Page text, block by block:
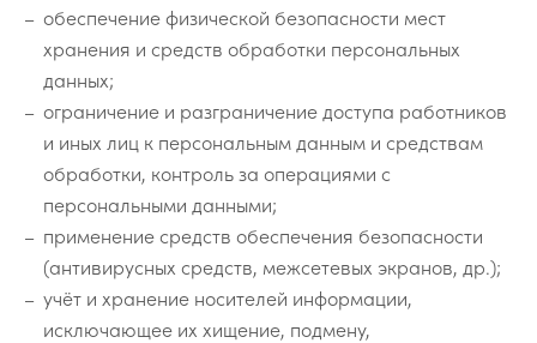
обеспечение физической безопасности мест
хранения и средств обработки персональных
данных;
ограничение и разграничение доступа работников
и иных лиц к персональным данным и средствам
обработки, контроль за операциями с
персональными данными;
применение средств обеспечения безопасности
(антивирусных средств, межсетевых экранов, др.);
учёт и хранение носителей информации,
исключающее их хищение, подмену,